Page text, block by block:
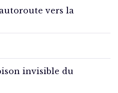
vers la
invisible du